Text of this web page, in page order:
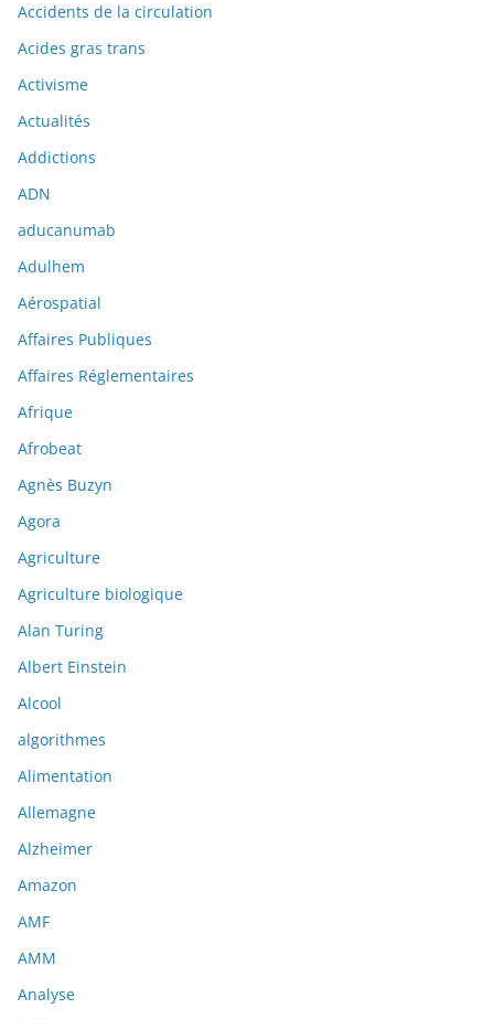
Accidents de la circulation
Acides gras trans
Activisme
Actualités
Addictions
ADN
aducanumab
Adulhem
Aérospatial
Affaires Publiques
Affaires Réglementaires
Afrique
Afrobeat
Agnès Buzyn
Agora
Agriculture
Agriculture biologique
Alan Turing
Albert Einstein
Alcool
algorithmes
Alimentation
Allemagne
Alzheimer
Amazon
AMF
AMM
Analyse